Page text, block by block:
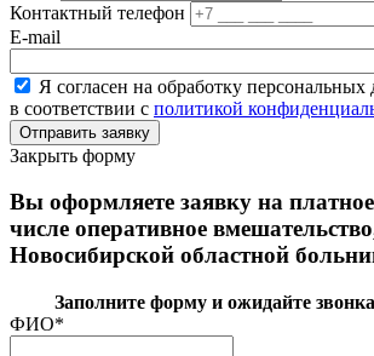
Контактный телефон
E-mail
Я согласен на обработку
в соответствии с политикой
Закрыть форму
Вы оформляете заявку на
числе оперативное
Новосибирской областной
Заполните форму и ожидайте
ФИО*